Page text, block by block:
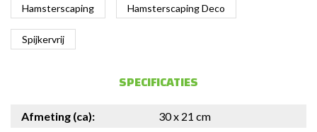
Hamsterscaping Hamsterscaping Deco
Spijkervrij
SPECIFICATIES
Afmeting (ca):
30 x 21 cm